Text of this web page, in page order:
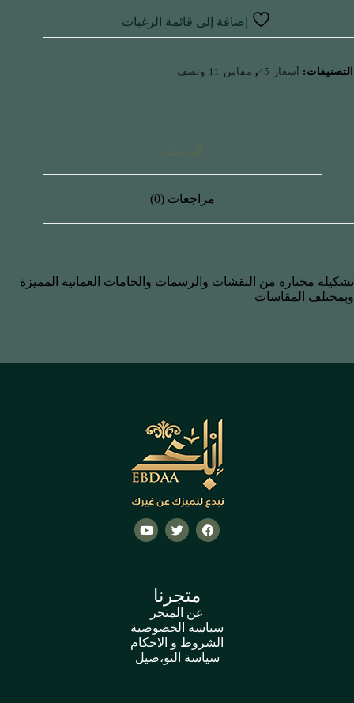
إضافة إلى قائمة الرغبات
التصنيفات: أسعار 45 , مقاس 11 ونصف
مراجعات (0)
تشكيلة مختارة من النقشات والرسمات والخامات العمانية المميزة
وبمختلف المقاسات
متجرنا
عن المتجر
سياسة الخصوصية
الشروط و الاحكام
سياسة التو،صيل